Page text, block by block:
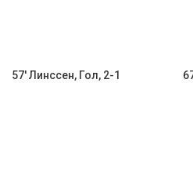
57' Линссен, Гол, 2-1